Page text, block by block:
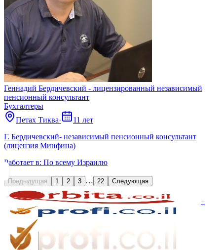
Геннадий Бердичевский - лицензированный независимый
пенсионный консультант
Бухгалтеры
Петах Тиква·
11 лет
Г. Бердичевский- независимый пенсионный консультант
(лицензия Минфина)
Работает в: По всему Израилю
Предыдущая 1 2 3 … 22 Следующая
+